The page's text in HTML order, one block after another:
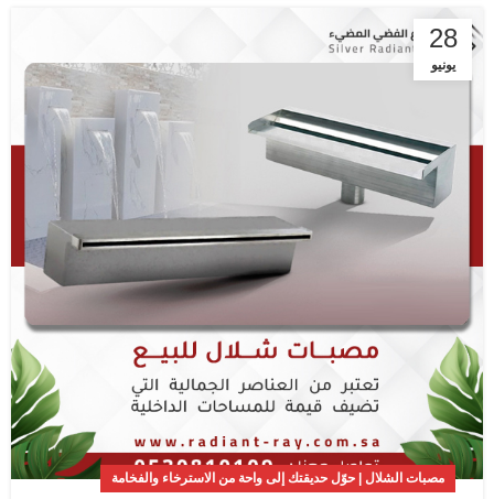
28
يونيو
مصبات الشلال | حوّل حديقتك إلى واحة من الاسترخاء والفخامة